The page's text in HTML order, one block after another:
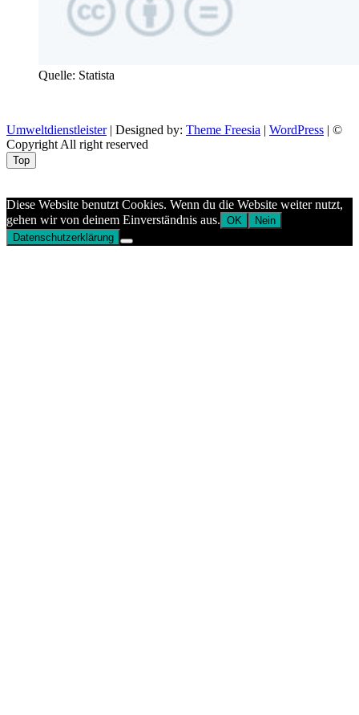
Quelle: Statista
Umweltdienstleister| Designed by: Theme Freesia WordPress | ©
Copyright All right reserved
Top
Diese Website benutzt Cookies. Wenn du die Website weiter nutzt,
gehen wir von deinem Einverständnis aus. OK
Nein
Datenschutzerklärung